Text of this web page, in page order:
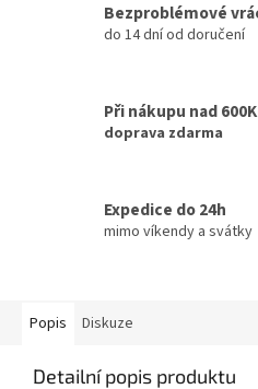
Bezproblémové
do 14 dní od doručení
Při nákupu nad
doprava zdarma
Expedice do 24h
mimo víkendy a svátky
Popis Diskuze
Detailní popis produktu